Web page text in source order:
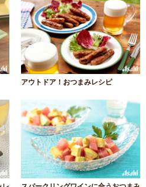
アウトドア！おつまみレシピ